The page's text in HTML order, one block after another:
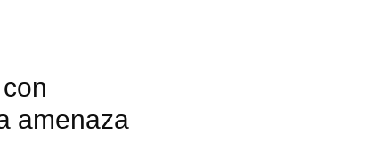
amenaza